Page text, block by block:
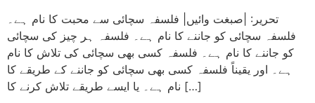
تحریر: |صبغت وائیں| فلسفہ سچائی سے محبت کا نام ہے۔
فلسفہ سچائی کو جاننے کا نام ہے۔ فلسفہ ہر چیز کی سچائی
کو جاننے کا نام ہے۔ فلسفہ کسی بھی سچائی کی تلاش کا نام
ہے۔ اور یقیناً فلسفہ کسی بھی سچائی کو جاننے کے طریقے کا
نام ہے۔ یا ایسے طریقے تلاش کرنے کا […]